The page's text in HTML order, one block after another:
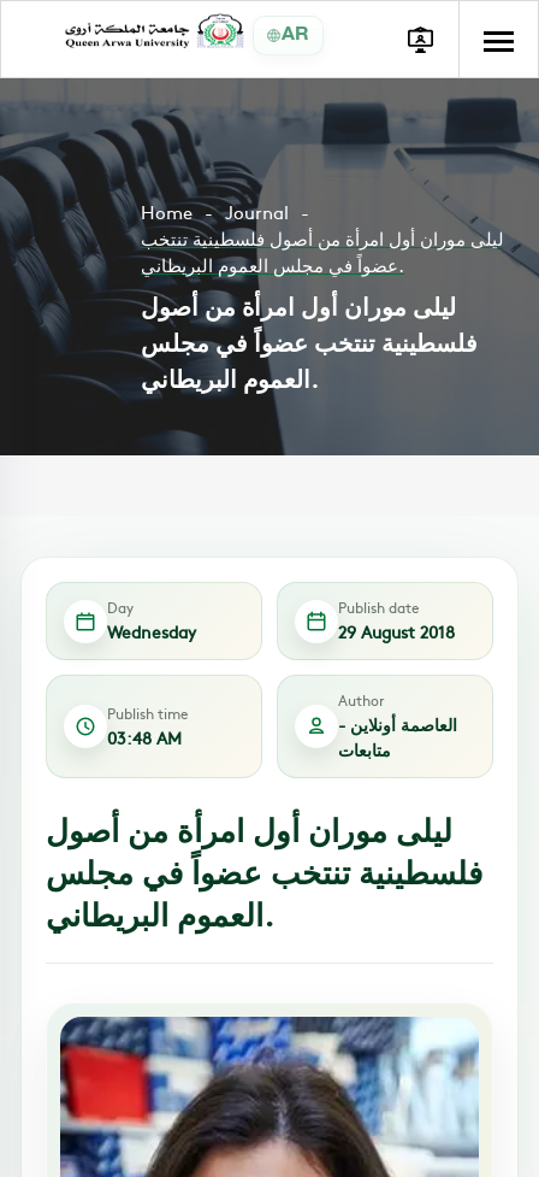
AR
Home
Journal
ليلى موران أول امرأة من أصول فلسطينية تنتخب
عضواً في مجلس العموم البريطاني.
ليلى موران أول امرأة من أصول
فلسطينية تنتخب عضواً في مجلس
العموم البريطاني.
Day
Wednesday
Publish date
29 August 2018
Publish time
03:48 AM
Author
العاصمة أونلاين -
متابعات
ليلى موران أول امرأة من أصول
فلسطينية تنتخب عضواً في مجلس
العموم البريطاني.